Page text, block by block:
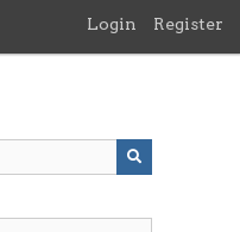
Login Register